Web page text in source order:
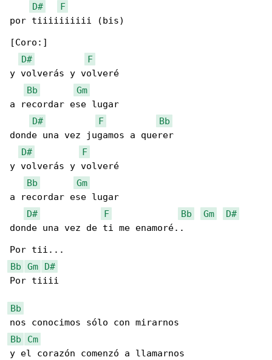
D#
F
por tiiiiiiiiii (bis)
[Coro:]
D#
F
y volverás y volveré
Bb
Gm
a recordar ese lugar
D#
F
Bb
donde una vez jugamos a querer
D#
F
y volverás y volveré
Bb
Gm
a recordar ese lugar
D#
F Bb Gm
D#
donde una vez de ti me enamoré..
Bb
Gm
D#
Por tiiii
Bb
Bb
Cm
y el corazón comenzó a llamarnos